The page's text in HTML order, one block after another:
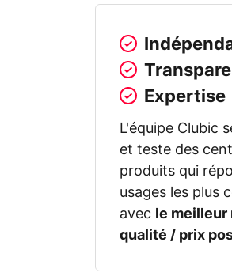
Expertise
L'équipe Clubic
et teste des
produits qui
usages les plus
avec
le meilleur
qualité / prix